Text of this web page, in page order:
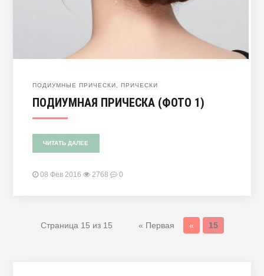
ПОДИУМНЫЕ ПРИЧЕСКИ ПРИЧЕСКИ
ПОДИУМНАЯ ПРИЧЕСКА (ФОТО 1)
ЧИТАТЬ ДАЛЕЕ
08 Фев 2016 2768 0
Страница 15 из 15 « Первая « 15